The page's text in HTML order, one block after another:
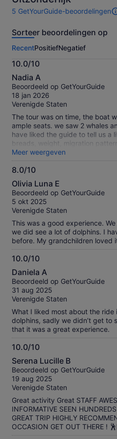
5 GetYourGuide-beoordelingen
5
van
activiteit.
Meer
informatie
over
onze
geverifieerde
beoordelingen
Sorteer beoordelingen op
RecentPositiefNegatief
10.0/10
10.0
van
10
Nadia A
Beoordeeld op GetYourGuide
18 jan 2026
Verenigde Staten
The tour was on time, the boat
ample seats. we saw 2 whales
have liked the guide to tell us a
breads, weight, migration
all
Meer weergeven
8.0/10
8.0
van
10
Olivia Luna E
Beoordeeld op GetYourGuide
5 okt 2025
Verenigde Staten
This was a good experience.
we did see a lot of dolphins. I
before. My grandchildren loved
10.0/10
10.0
van
10
Daniela A
Beoordeeld op GetYourGuide
31 aug 2025
Verenigde Staten
What I liked most about the ride
dolphins, sadly we didn’t get to
that it was a great experience.
10.0/10
10.0
van
10
Serena Lucille B
Beoordeeld op GetYourGuide
19 aug 2025
Verenigde Staten
Great activity Great STAFF
INFORMATIVE SEEN
GREAT TRIP HIGHLY
OCCASION GET OUT THERE !